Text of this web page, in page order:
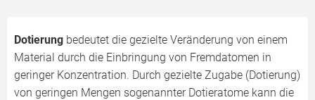
Dotierung bedeutet die gezielte Veränderung von einem
Material durch die Einbringung von Fremdatomen in
geringer Konzentration. Durch gezielte Zugabe (Dotierung)
von geringen Mengen sogenannter Dotieratome kann die